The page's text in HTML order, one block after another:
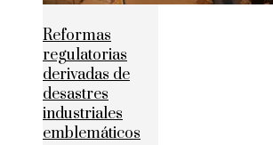
Reformas
regulatorias
derivadas de
desastres
industriales
emblemáticos